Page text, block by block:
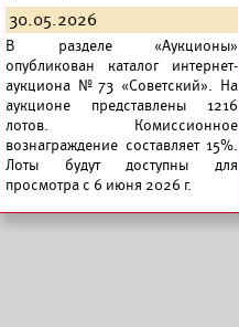
30.05.2026
В разделе «Аукционы»
опубликован каталог интернет-
аукциона №73 «Советский». На
аукционе представлены 1216
лотов. Комиссионное
вознаграждение составляет 15%.
Лоты будут доступны для
просмотра с 6 июня 2026 г.